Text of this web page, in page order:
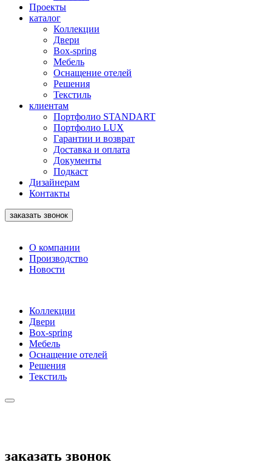
Проекты
каталог
Коллекции
Двери
Box-spring
Мебель
Оснащение отелей
Решения
Текстиль
клиентам
Портфолио STANDART
Портфолио LUX
Гарантии и возврат
Доставка и оплата
Документы
Подкаст
Дизайнерам
Контакты
заказать звонок
О компании
Производство
Новости
Коллекции
Двери
Box-spring
Мебель
Оснащение отелей
Решения
Текстиль
заказать звонок